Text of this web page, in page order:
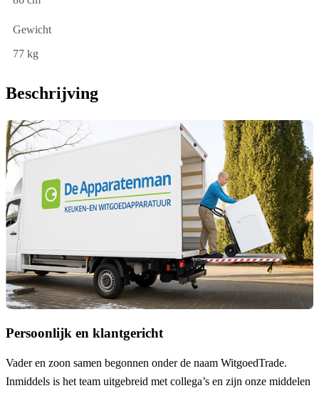
Gewicht
77 kg
Beschrijving
Persoonlijk en klantgericht
Vader en zoon samen begonnen onder de naam WitgoedTrade.
Inmiddels is het team uitgebreid met collega’s en zijn onze middelen